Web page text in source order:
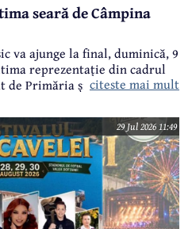
seară de Câmpina
va ajunge la final, duminică, 9
reprezentație din cadrul
de Primăria și Consiliul Local
citeste mai mult
29 Jul 2026 11:49